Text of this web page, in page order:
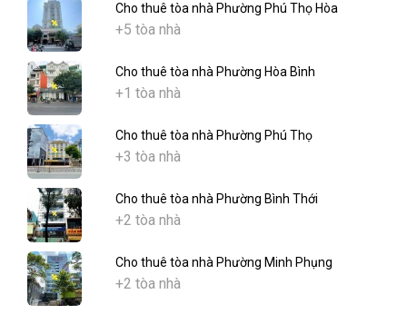
Cho thuê tòa nhà Phường Phú Thọ Hòa
+5 tòa nhà
Cho thuê tòa nhà Phường Hòa Bình
+1 tòa nhà
Cho thuê tòa nhà Phường Phú Thọ
+3 tòa nhà
Cho thuê tòa nhà Phường Bình Thới
+2 tòa nhà
Cho thuê tòa nhà Phường Minh Phụng
+2 tòa nhà